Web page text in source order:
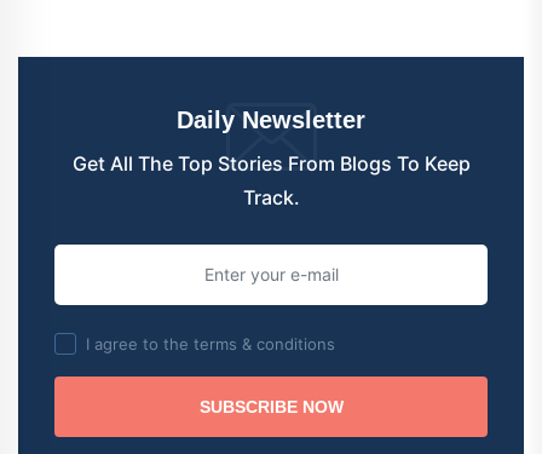
Daily Newsletter
Get All The Top Stories From Blogs To Keep
Track.
I agree to the terms & conditions
SUBSCRIBE NOW